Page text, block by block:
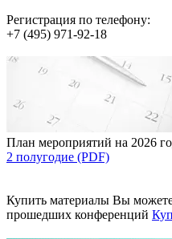
Регистрация по телефону:
+7 (495) 971-92-18
План мероприятий на 2026
2 полугодие (PDF)
Купить материалы Вы
прошедших конференций